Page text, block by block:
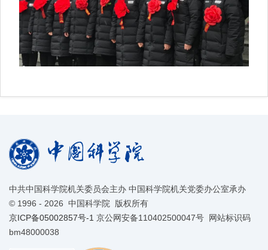
中共中国科学院机关委员会主办 中国科学院机关党委办公室承办
© 1996 - 2026 中国科学院 版权所有
京ICP备05002857号-1 京公网安备110402500047号 网站标识码
bm48000038